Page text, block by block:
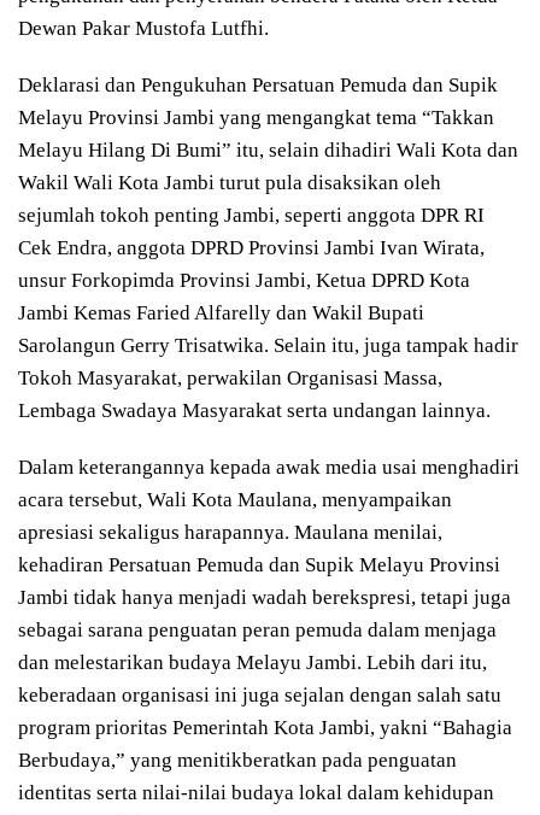
Dewan Pakar Mustofa Lutfhi.
Deklarasi dan Pengukuhan Persatuan Pemuda dan Supik
Melayu Provinsi Jambi yang mengangkat tema “Takkan
Melayu Hilang Di Bumi” itu, selain dihadiri Wali Kota dan
Wakil Wali Kota Jambi turut pula disaksikan oleh
sejumlah tokoh penting Jambi, seperti anggota DPR RI
Cek Endra, anggota DPRD Provinsi Jambi Ivan Wirata,
unsur Forkopimda Provinsi Jambi, Ketua DPRD Kota
Jambi Kemas Faried Alfarelly dan Wakil Bupati
Sarolangun Gerry Trisatwika. Selain itu, juga tampak hadir
Tokoh Masyarakat, perwakilan Organisasi Massa,
Lembaga Swadaya Masyarakat serta undangan lainnya.
Dalam keterangannya kepada awak media usai menghadiri
acara tersebut, Wali Kota Maulana, menyampaikan
apresiasi sekaligus harapannya. Maulana menilai,
kehadiran Persatuan Pemuda dan Supik Melayu Provinsi
Jambi tidak hanya menjadi wadah berekspresi, tetapi juga
sebagai sarana penguatan peran pemuda dalam menjaga
dan melestarikan budaya Melayu Jambi. Lebih dari itu,
keberadaan organisasi ini juga sejalan dengan salah satu
program prioritas Pemerintah Kota Jambi, yakni “Bahagia
Berbudaya,” yang menitikberatkan pada penguatan
identitas serta nilai-nilai budaya lokal dalam kehidupan